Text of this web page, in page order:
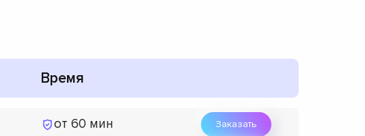
Время
от 60 мин Заказать